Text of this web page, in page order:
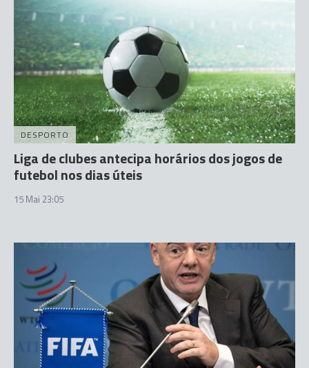
DESPORTO
Liga de clubes antecipa horários dos jogos de
futebol nos dias úteis
15 Mai 23:05